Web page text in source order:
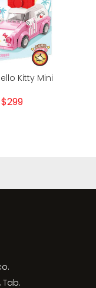
Kitty Mini
$299